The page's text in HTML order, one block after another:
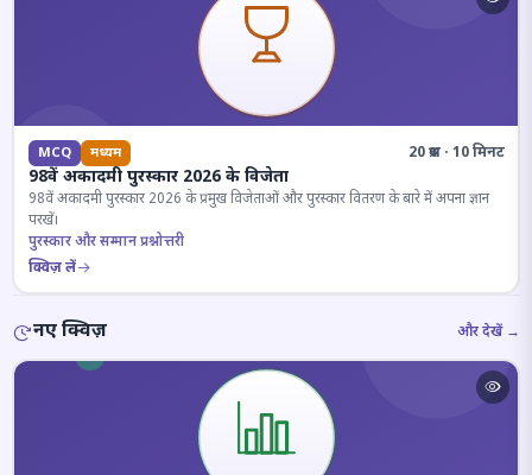
MCQ मध्यम 20 प्रश्न · 10 मिनट
98वें अकादमी पुरस्कार 2026 के विजेता
98वें अकादमी पुरस्कार 2026 के प्रमुख विजेताओं और पुरस्कार वितरण के बारे में अपना ज्ञान
परखें।
पुरस्कार और सम्मान प्रश्नोत्तरी
क्विज़ लें
नए क्विज़ और देखें →